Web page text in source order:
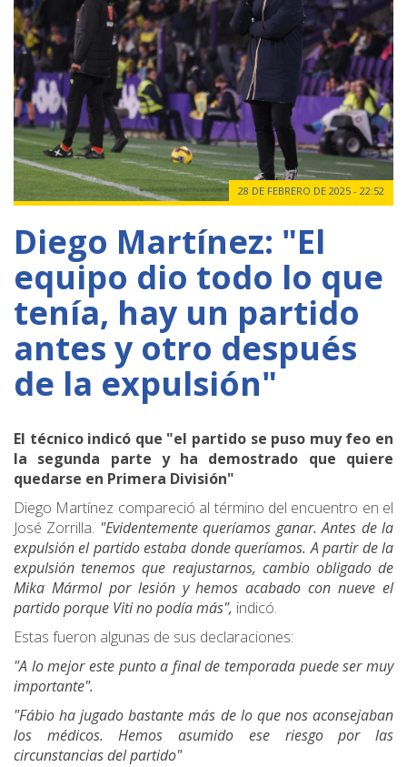
28 DE FEBRERO DE 2025 - 22:52
Diego Martínez: "El
equipo dio todo lo que
tenía, hay un partido
antes y otro después
de la expulsión"
El técnico indicó que "el partido se puso muy feo en
la segunda parte y ha demostrado que quiere
quedarse en Primera División"
Diego Martínez compareció al término del encuentro en el
José Zorrilla. "Evidentemente queríamos ganar. Antes de la
expulsión el partido estaba donde queríamos. A partir de la
expulsión tenemos que reajustarnos, cambio obligado de
Mika Mármol por lesión y hemos acabado con nueve el
partido porque Viti no podía más", indicó.
Estas fueron algunas de sus declaraciones:
"A lo mejor este punto a final de temporada puede ser muy
importante".
"Fábio ha jugado bastante más de lo que nos aconsejaban
los médicos. Hemos asumido ese riesgo por las
circunstancias del partido"